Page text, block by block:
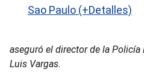
Sao Paulo (+Detalles)
aseguró el director de la
Luis Vargas.